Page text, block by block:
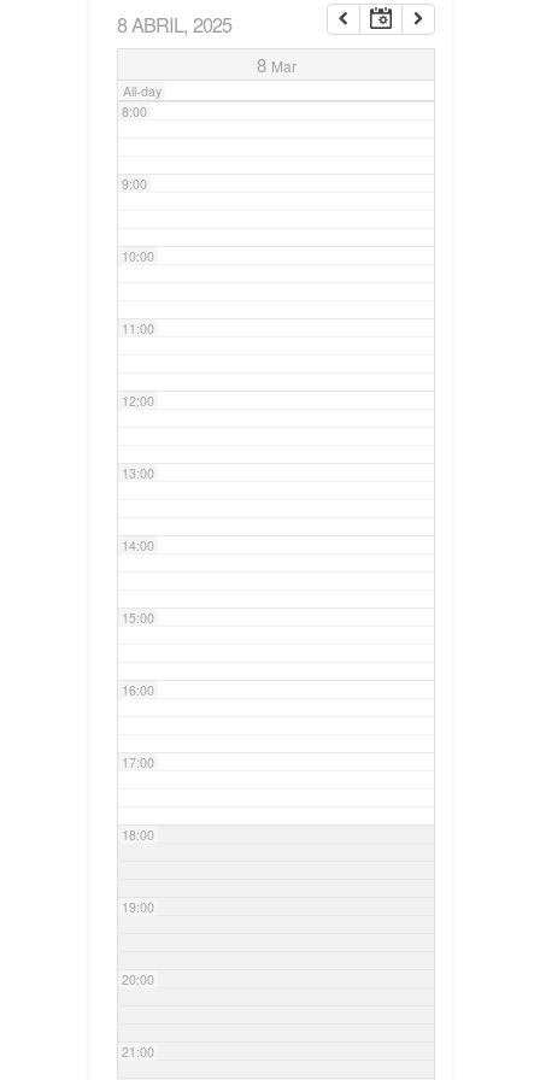
8 ABRIL, 2025
8 Mar
All-day
7:00
8:00
9:00
10:00
11:00
12:00
13:00
14:00
15:00
16:00
17:00
18:00
19:00
20:00
21:00